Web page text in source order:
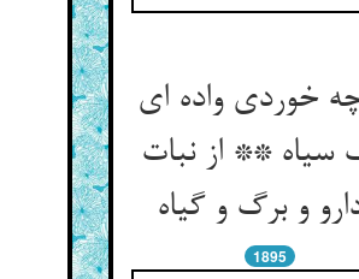
خوردی واده ای
سیاه ** از نبات
1895